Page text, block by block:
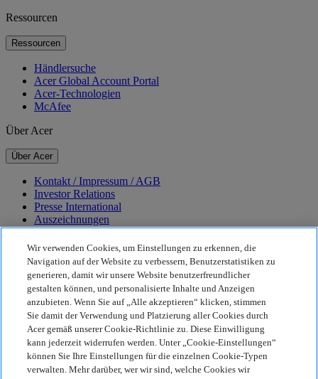
Ressourcen
Ressourcen
Händlersuche
Acer Global Account Portal
Acer-Technologien
McAfee
Über Acer
Über Acer
Kontakt / Impressum / AGB
Investor Relations
Presse International
Auszeichnungen
Veranstaltungen
Karriere
Nachhaltigkeit
Nachhaltigkeit
Corporate Social Responsibility
CO2-Bilanz unserer Produkte
Project Humanity
Earthion
Wir verwenden Cookies, um Einstellungen zu erkennen, die
Navigation auf der Website zu verbessern, Benutzerstatistiken zu
generieren, damit wir unsere Website benutzerfreundlicher
gestalten können, und personalisierte Inhalte und Anzeigen
anzubieten. Wenn Sie auf „Alle akzeptieren“ klicken, stimmen
Sie damit der Verwendung und Platzierung aller Cookies durch
Acer gemäß unserer Cookie-Richtlinie zu. Diese Einwilligung
kann jederzeit widerrufen werden. Unter „Cookie-Einstellungen“
können Sie Ihre Einstellungen für die einzelnen Cookie-Typen
verwalten. Mehr darüber, wer wir sind, welche Cookies wir